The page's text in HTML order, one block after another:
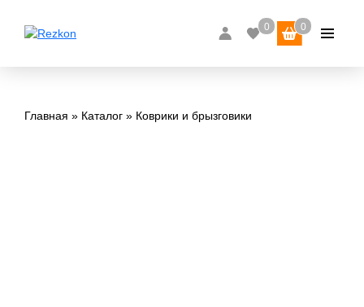
Главная Каталог Коврики и брызговики